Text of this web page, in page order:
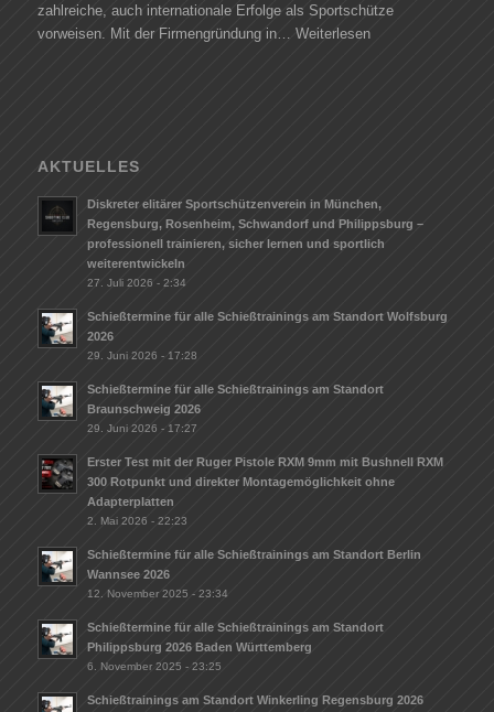
zahlreiche, auch internationale Erfolge als Sportschütze
vorweisen. Mit der Firmengründung in… Weiterlesen
AKTUELLES
Diskreter elitärer Sportschützenverein in München,
Regensburg, Rosenheim, Schwandorf und Philippsburg –
professionell trainieren, sicher lernen und sportlich
weiterentwickeln
27. Juli 2026 - 2:34
Schießtermine für alle Schießtrainings am Standort Wolfsburg
2026
29. Juni 2026 - 17:28
Schießtermine für alle Schießtrainings am Standort
Braunschweig 2026
29. Juni 2026 - 17:27
Erster Test mit der Ruger Pistole RXM 9mm mit Bushnell RXM
300 Rotpunkt und direkter Montagemöglichkeit ohne
Adapterplatten
2. Mai 2026 - 22:23
Schießtermine für alle Schießtrainings am Standort Berlin
Wannsee 2026
12. November 2025 - 23:34
Schießtermine für alle Schießtrainings am Standort
Philippsburg 2026 Baden Württemberg
6. November 2025 - 23:25
Schießtrainings am Standort Winkerling Regensburg 2026